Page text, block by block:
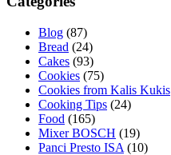
Blog (87)
Bread (24)
Cakes (93)
Cookies (75)
Cookies from Kalis Kukis
Cooking Tips (24)
Food (165)
Mixer BOSCH (19)
Panci Presto ISA (10)